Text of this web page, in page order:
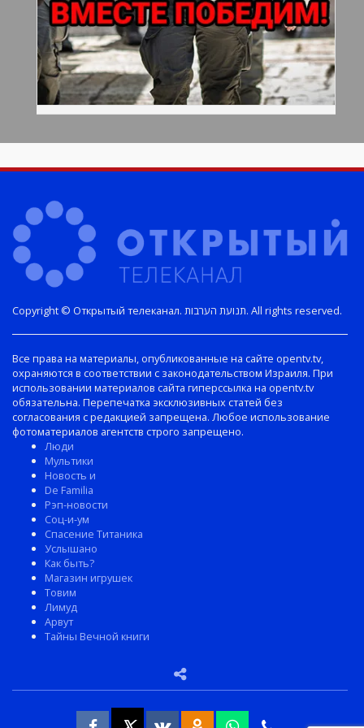
Copyright © Открытый телеканал. תנועת הערבות. All rights reserved.
Все права на материалы, опубликованные на сайте opentv.tv,
охраняются в соответствии с законодательством Израиля. При
использовании материалов сайта гиперссылка на opentv.tv
обязательна. Перепечатка эксклюзивных статей без
согласования с редакцией запрещена. Любое использование
фотоматериалов агентств строго запрещено.
Люди
Мультики
Новость и
De Familia
Рэп-новости
Соц-и-ум
Спасение Титаника
Услышано
Как быть?
Магазин игрушек
Товим
Лимуд
Арвут
Тайны Вечной книги